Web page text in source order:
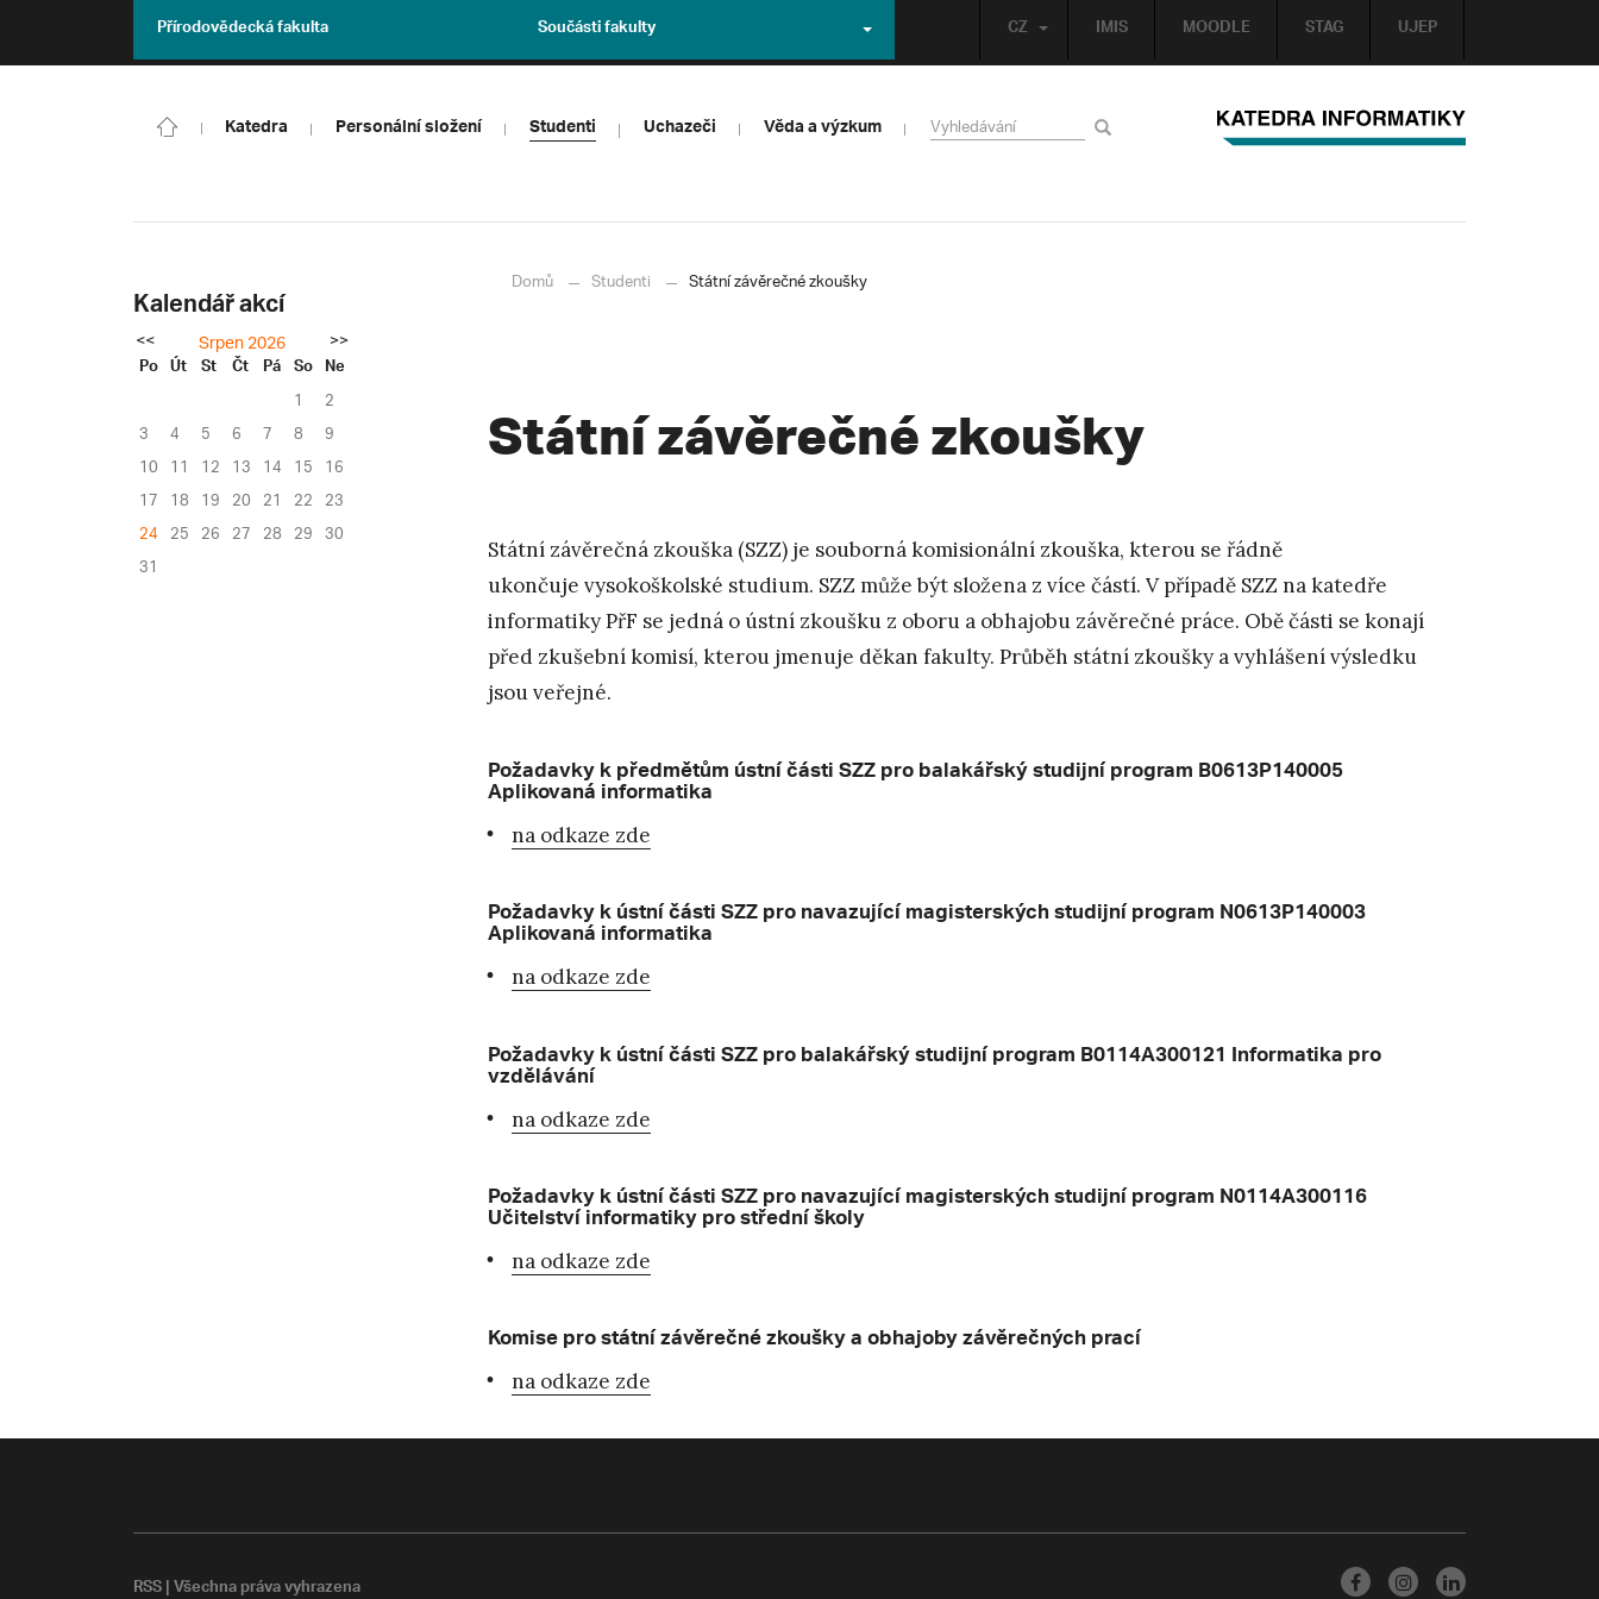
IMIS MOODLE STAG UJEP
CZ
Přírodovědecká fakulta Součásti fakulty
Katedra Personální složení Studenti Uchazeči Věda a výzkum
Kalendář akcí
<< Srpen 2026 >>
Po Út St Čt Pá So Ne
1
2
3
4 5 6 7 8
9
10 11 12 13 14 15 16
17 18 19 20 21 22 23
24 25 26 27 28 29 30
31
Domů Studenti Státní závěrečné zkoušky
Státní závěrečné zkoušky
Státní závěrečná zkouška (SZZ) je souborná komisionální zkouška, kterou se řádně
ukončuje vysokoškolské studium. SZZ může být složena z více částí. V případě SZZ na katedře
informatiky PřF se jedná o ústní zkoušku z oboru a obhajobu závěrečné práce. Obě části se konají
před zkušební komisí, kterou jmenuje děkan fakulty. Průběh státní zkoušky a vyhlášení výsledku
jsou veřejné.
Požadavky k předmětům ústní části SZZ pro balakářský studijní program B0613P140005
Aplikovaná informatika
na odkaze zde
Požadavky k ústní části SZZ pro navazující magisterských studijní program N0613P140003
Aplikovaná informatika
na odkaze zde
Požadavky k ústní části SZZ pro balakářský studijní program B0114A300121 Informatika pro
vzdělávání
na odkaze zde
Požadavky k ústní části SZZ pro navazující magisterských studijní program N0114A300116
Učitelství informatiky pro střední školy
na odkaze zde
Komise pro státní závěrečné zkoušky a obhajoby závěrečných prací
na odkaze zde
RSS| Všechna práva vyhrazena